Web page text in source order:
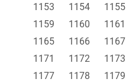
1153 1154 1155
1159
1160 1161
1165
1166 1167
1171
1172 1173
1177
1178 1179